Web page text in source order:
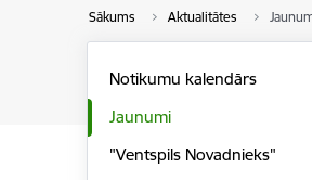
Sākums Aktualitātes
Notikumu kalendārs
Jaunumi
"Ventspils Novadnieks"